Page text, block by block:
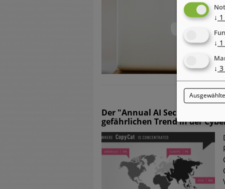
Der "Annual AI Security
gefährlichen Trend in der
↓ 1
↓ 1
↓ 3